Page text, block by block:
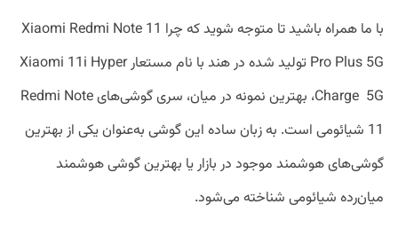
با ما همراه باشید تا متوجه شوید که چرا Xiaomi Redmi Note 11
Pro Plus 5G تولید شده در هند با نام مستعار Xiaomi 11i Hyper
Charge 5G، بهترین نمونه در میان، سری گوشی‌های Redmi Note
11 شیائومی است. به زبان ساده این گوشی به‌عنوان یکی از بهترین
گوشی‌های هوشمند موجود در بازار یا بهترین گوشی هوشمند
میان‌رده شیائومی شناخته می‌شود.